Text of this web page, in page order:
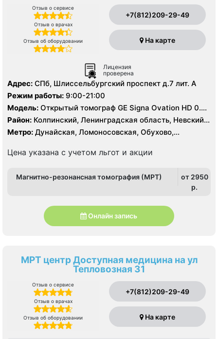
Отзыв о сервисе
Отзыв о врачах
Отзыв об оборудовании
+7(812)209-29-49
На карте
Лицензия
проверена
Адрес: СПб, Шлиссельбургский проспект д.7 лит. А
Режим работы: 9:00-21:00
Модель: Открытый томограф GE Signa Ovation HD 0.35
Тесла, УЗИ экспертного класса
Район: Колпинский, Ленинградская область, Невский,
Фрунзенский
Метро: Дунайская, Ломоносовская, Обухово,
Цена указана с учетом льгот и акции
Магнитно-резонансная томография (МРТ)
от 2950
p.
Онлайн запись
МРТ центр Доступная медицина на ул
Тепловозная 31
Отзыв о сервисе
Отзыв о врачах
Отзыв об оборудовании
+7(812)209-29-49
На карте